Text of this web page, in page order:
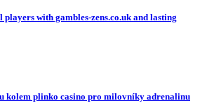
with gambles-zens.co.uk and lasting
kolem plinko casino pro milovníky adrenalinu